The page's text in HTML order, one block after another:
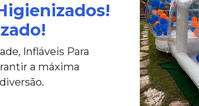
Infláveis Para
a máxima